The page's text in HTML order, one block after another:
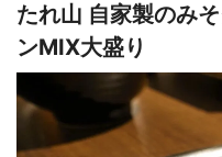
たれ山 自家製のみ
ンMIX大盛り